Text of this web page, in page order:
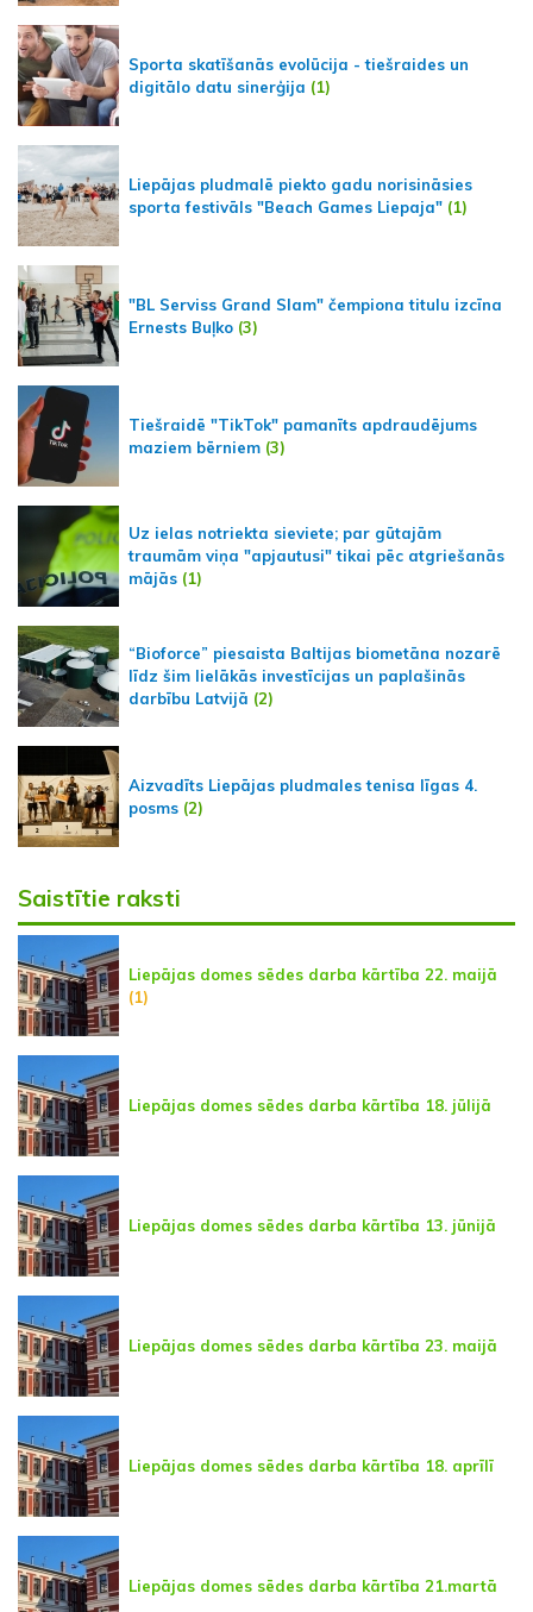
Sporta skatīšanās evolūcija - tiešraides un
digitālo datu sinerģija (1)
Liepājas pludmalē piekto gadu norisināsies
sporta festivāls "Beach Games Liepaja" (1)
"BL Serviss Grand Slam" čempiona titulu izcīna
Ernests Buļko (3)
Tiešraidē "TikTok" pamanīts apdraudējums
maziem bērniem (3)
Uz ielas notriekta sieviete; par gūtajām
traumām viņa "apjautusi" tikai pēc atgriešanās
mājās (1)
“Bioforce” piesaista Baltijas biometāna nozarē
līdz šim lielākās investīcijas un paplašinās
darbību Latvijā (2)
Aizvadīts Liepājas pludmales tenisa līgas 4.
posms (2)
Saistītie raksti
Liepājas domes sēdes darba kārtība 22. maijā
(1)
Liepājas domes sēdes darba kārtība 18. jūlijā
Liepājas domes sēdes darba kārtība 13. jūnijā
Liepājas domes sēdes darba kārtība 23. maijā
Liepājas domes sēdes darba kārtība 18. aprīlī
Liepājas domes sēdes darba kārtība 21.martā